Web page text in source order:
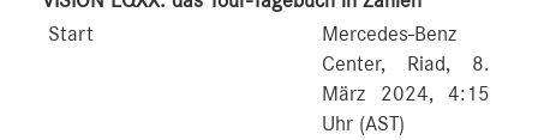
Start
Mercedes-Benz
Center, Riad, 8.
März 2024, 4:15
Uhr (AST)